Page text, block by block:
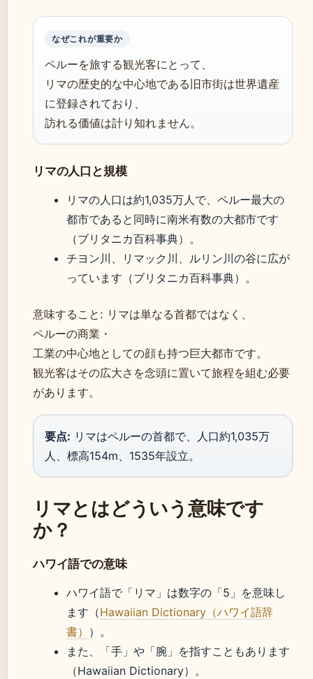
なぜこれが重要か
ペルーを旅する観光客にとって、
リマの歴史的な中心地である旧市街は世界遺産
に登録されており、
訪れる価値は計り知れません。
リマの人口と規模
リマの人口は約1,035万人で、ペルー最大の
都市であると同時に南米有数の大都市です
（ブリタニカ百科事典）。
チヨン川、リマック川、ルリン川の谷に広が
っています（ブリタニカ百科事典）。
意味すること: リマは単なる首都ではなく、
ペルーの商業・
工業の中心地としての顔も持つ巨大都市です。
観光客はその広大さを念頭に置いて旅程を組む必要
があります。
要点: リマはペルーの首都で、人口約1,035万
人、標高154m、1535年設立。
リマとはどういう意味です
か？
ハワイ語での意味
ハワイ語で「リマ」は数字の「5」を意味し
ます（Hawaiian Dictionary（ハワイ語辞
書） ）。
また、「手」や「腕」を指すこともあります
（Hawaiian Dictionary）。